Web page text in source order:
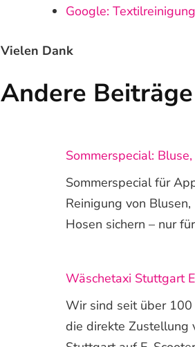
Google:
Vielen Dank
Andere Beiträge
Sommerspecial:
Sommerspecial für
Reinigung von
Hosen sichern – nur
Wäschetaxi Stuttgart
Wir sind seit über 100
die direkte Zustellung